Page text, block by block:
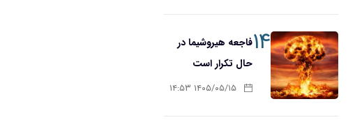
۱۴فاجعه هیروشیما در
حال تکرار است
۱۴۰۵/۰۵/۱۵ ۱۴:۵۳